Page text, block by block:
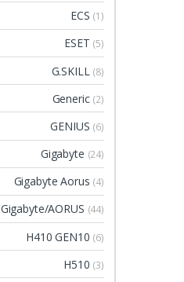
ECS (1)
ESET (5)
G.SKILL (8)
Generic (2)
GENIUS (6)
Gigabyte (24)
Gigabyte Aorus (4)
Gigabyte/AORUS (44)
H410 GEN10 (6)
H510 (3)